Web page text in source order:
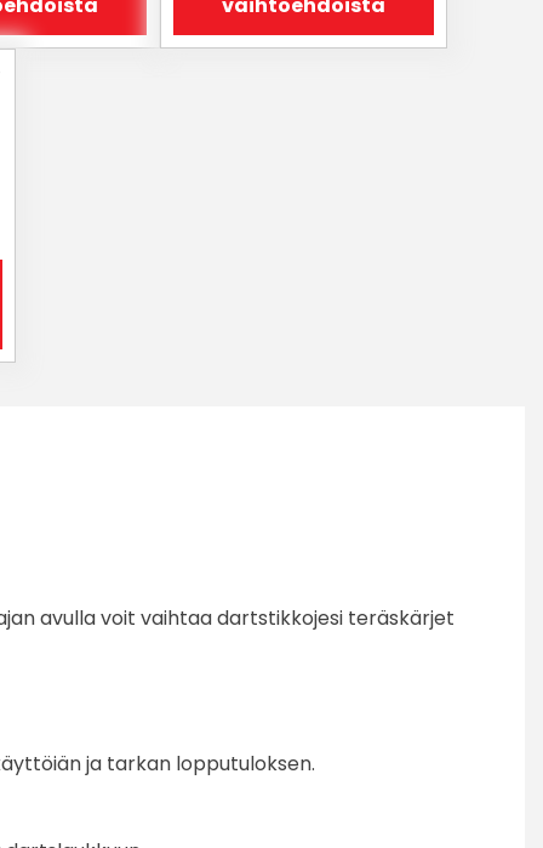
avulla voit vaihtaa dartstikkojesi teräskärjet
ja tarkan lopputuloksen.